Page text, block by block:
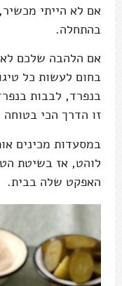
אם לא הייתי
בהתחלה.
אם הלהבה שלכם לא
בחום לעשות כל
בנפרד, לבבות
זו הדרך הכי
במסעדות מכינים
לוהט, אז בשיטת
האפקט שלה בבית.